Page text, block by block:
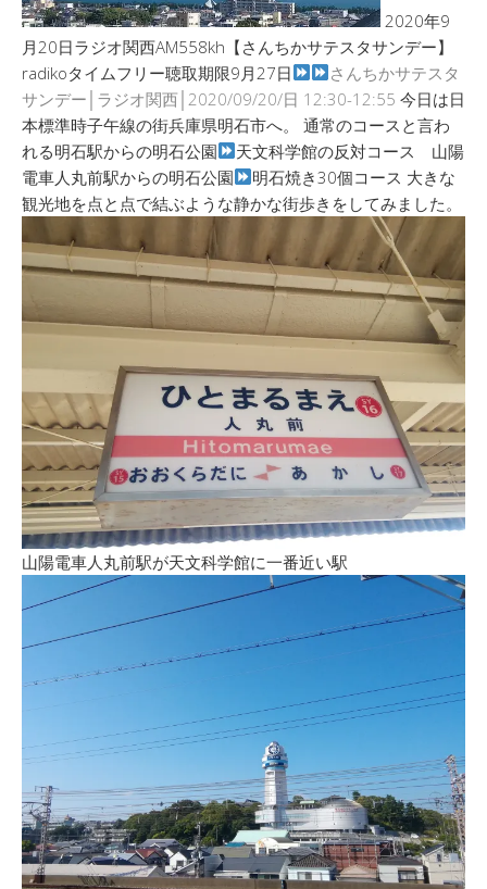
2020年9
月20日ラジオ関西AM558kh【さんちかサテスタサンデー】
radikoタイムフリー聴取期限9月27日
さんちかサテスタ
サンデー│ラジオ関西│2020/09/20/日 12:30-12:55 今日は日
本標準時子午線の街兵庫県明石市へ。 通常のコースと言わ
れる明石駅からの明石公園
天文科学館の反対コース 山陽
電車人丸前駅からの明石公園
明石焼き30個コース 大きな
観光地を点と点で結ぶような静かな街歩きをしてみました。
山陽電車人丸前駅が天文科学館に一番近い駅